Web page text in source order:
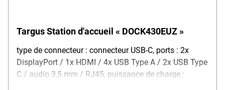
Targus Station d'accueil « DOCK430EUZ »
type de connecteur : connecteur USB-C, ports : 2x
DisplayPort / 1x HDMI / 4x USB Type A / 2x USB Type
C / audio 3,5 mm / RJ45, puissance de charge :